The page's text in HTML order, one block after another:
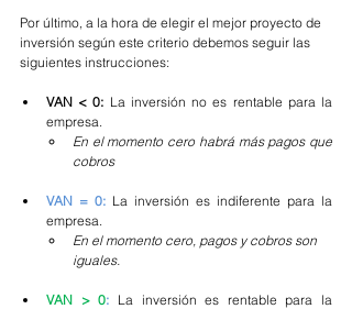
Por último, a la hora de elegir el mejor proyecto de
inversión según este criterio debemos seguir las
siguientes instrucciones:
VAN < 0: La inversión no es rentable para la
empresa.
En el momento cero habrá más pagos que
cobros
VAN = 0: La inversión es indiferente para la
empresa.
En el momento cero, pagos y cobros son
iguales.
VAN > 0: La inversión es rentable para la